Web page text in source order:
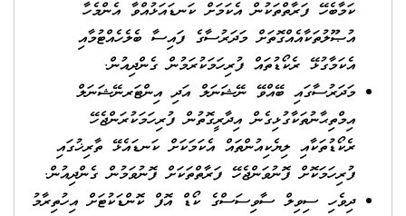
ކަމާބެހޭ ފަރާތްތަކުން އެކަމަށް ކަނޑައަޅުއްވާ އެންމެހާ
އުޞޫލުތަކާއެއްގޮތަށް މަދަރުސާގެ ފައިސާ ބެލެހެއްޓުމާއި
އެކަމާގުޅޭ ރެކޯޑުތައް ފުރިހަމަކުރަމުން ގެންދިއުން.
މަދަރުސާގައި ބޭއްވޭ ނޭޝަނަލް އަދި އިންޓަރނޭޝަނަލް
އިމްތިޙާނުތަކާގުޅިގެން އިދާރީގޮތުން ފުރިހަމަކުރަންޖެހޭ
ރެކޯޑުތަކާއި ލިޔެކިއުންތައް އެކަމަކަށް ކަނޑައެޅޭ ތާރިޚުގައި
ފުރިހަމަކޮށް ފޮނުވަންޖެހޭ ފަރާތްތަކަށް ފޮނުވަމުން ގެންދިއުން.
ދިވެހި ސިވިލް ސާވިސަސްގެ ކޯޑް އޮފް ކޮންޑަކުޓަށް އިހުތިރާމު